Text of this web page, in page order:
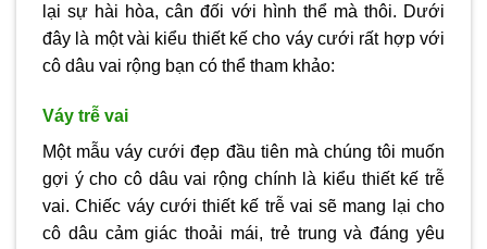
lại sự hài hòa, cân đối với hình thể mà thôi. Dưới
đây là một vài kiểu thiết kế cho váy cưới rất hợp với
cô dâu vai rộng bạn có thể tham khảo:
Váy trễ vai
Một mẫuváy cưới đẹp đầu tiên mà chúng tôi muốn
gợi ý cho cô dâu vai rộng chính là kiểu thiết kế trễ
vai. Chiếc váy cưới thiết kế trễ vai sẽ mang lại cho
cô dâu cảm giác thoải mái, trẻ trung và đáng yêu